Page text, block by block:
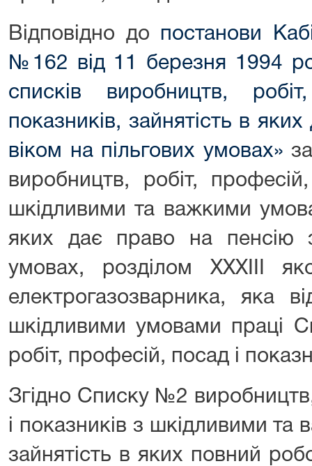
Відповідно до постанови
№162 від 11 березня 1994
списків виробництв,
показників, зайнятість в
віком на пільгових умовах»
виробництв, робіт,
шкідливими та важкими
яких дає право на пенсію
умовах, розділом ХХХIII
електрогазозварника, яка
шкідливими умовами праці
робіт, професій, посад і
Згідно Списку №2
і показників з шкідливими
зайнятість в яких повний